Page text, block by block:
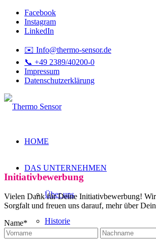
Facebook
Instagram
LinkedIn
✉️ Info@thermo-sensor.de
📞 +49 2389/40200-0
Impressum
Datenschutzerklärung
HOME
DAS UNTERNEHMEN
Über uns
Historie
Initiativbewerbung
Vielen Dank für Deine Initiativbewerbung! Wir
Sorgfalt und freuen uns darauf, mehr über
Name*
Vorname